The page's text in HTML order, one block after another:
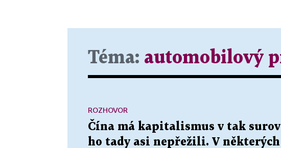
Téma: automobilový
Čína má kapitalismus v tak
ho tady asi nepřežili. V
ROZHOVOR